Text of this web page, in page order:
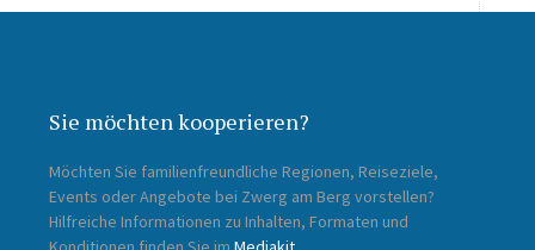
Sie möchten kooperieren?
Möchten Sie familienfreundliche Regionen, Reiseziele,
Events oder Angebote bei Zwerg am Berg vorstellen?
Hilfreiche Informationen zu Inhalten, Formaten und